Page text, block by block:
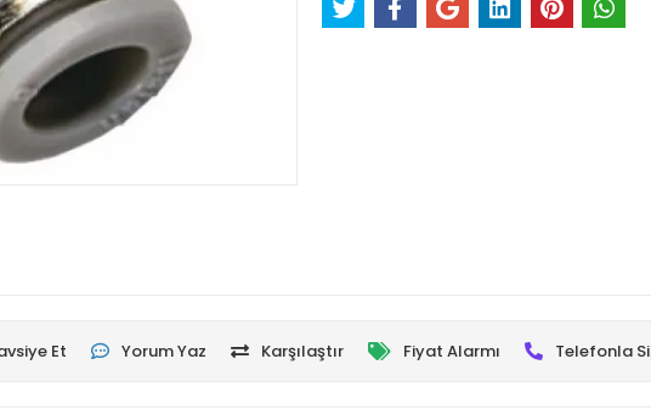
Et Yorum Yaz Karşılaştır Fiyat Alarmı Telefonla